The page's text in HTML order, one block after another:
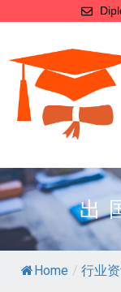
出
Home / 行业